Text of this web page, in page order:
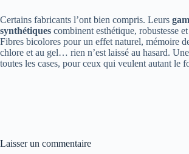
Certains fabricants l’ont bien compris. Leurs
synthétiques combinent esthétique, robustesse
Fibres bicolores pour un effet naturel, mémoire
chlore et au gel… rien n’est laissé au hasard.
toutes les cases, pour ceux qui veulent autant le
Laisser un commentaire